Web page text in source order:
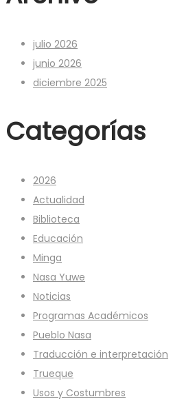
julio 2026
junio 2026
diciembre 2025
Categorías
2026
Actualidad
Biblioteca
Educación
Minga
Nasa Yuwe
Noticias
Programas Académicos
Pueblo Nasa
Traducción e interpretación
Trueque
Usos y Costumbres